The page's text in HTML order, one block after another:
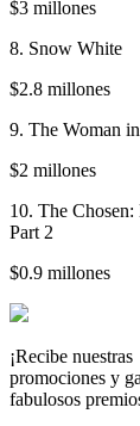
$3 millones
8. Snow White
$2.8 millones
9. The Woman
$2 millones
10. The Chosen:
Part 2
$0.9 millones
¡Recibe nuestras
promociones y
fabulosos